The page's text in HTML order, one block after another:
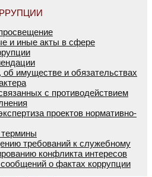
и иные акты в сфере
имуществе и обязательствах
с противодействием
проектов нормативно-
требований к служебному
конфликта интересов
о фактах коррупции